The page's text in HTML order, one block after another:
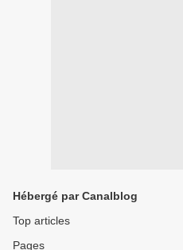
Hébergé par Canalblog
Top articles
Pages